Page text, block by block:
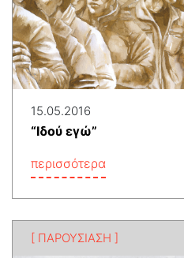
15.05.2016
“Ιδού εγώ”
περισσότερα
[ ΠΑΡΟΥΣΙΑΣΗ ]